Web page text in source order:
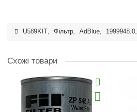
U589KIT , Фільтр, AdBlue, 1999948.0,
Схожі товари